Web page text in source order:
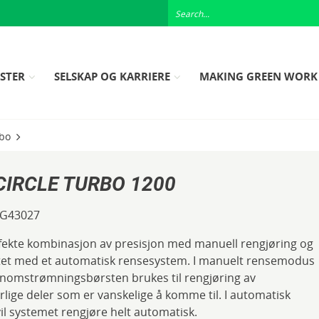
SELSKAP OG KARRIERE MAKING GREEN WORK
TURBO 1200
G43027
kombinasjon av presisjon med manuell rengjøring og
med et automatisk rensesystem. I manuelt rensemodus
brukes til rengjøring av
deler som er vanskelige å komme til. I automatisk
systemet rengjøre helt automatisk.